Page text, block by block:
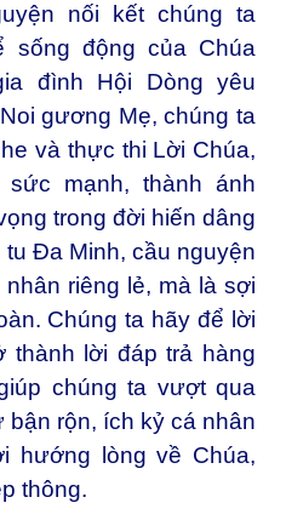
nối kết chúng ta
sống động của Chúa
đình Hội Dòng yêu
gương Mẹ, chúng ta
và thực thi Lời Chúa,
mạnh, thành ánh
trong đời hiến dâng
Đa Minh, cầu nguyện
riêng lẻ, mà là sợi
Chúng ta hãy để lời
thành lời đáp trả hàng
chúng ta vượt qua
rộn, ích kỷ cá nhân
hướng lòng về Chúa,
thông.